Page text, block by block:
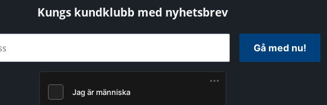
Kungs kundklubb med nyhetsbrev
Gå med nu!